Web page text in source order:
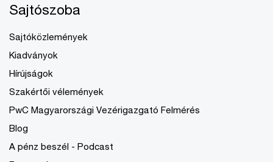
Sajtószoba
Sajtóközlemények
Kiadványok
Hírújságok
Szakértői vélemények
PwC Magyarországi Vezérigazgató Felmérés
Blog
A pénz beszél - Podcast